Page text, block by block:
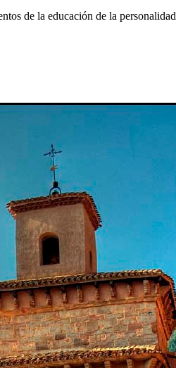
de la educación de la personalidad